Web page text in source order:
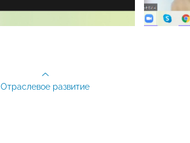
Отраслевое развитие